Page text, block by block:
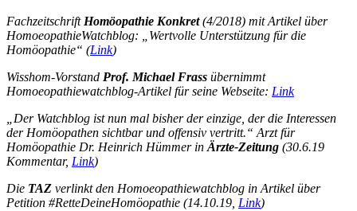
FachzeitschriftHomöopathie Konkret(4/2018) mit Artikel über
HomoeopathieWatchblog: „Wertvolle Unterstützung für die
Homöopathie“ (Link)
Wisshom-Vorstand Prof. Michael Frass übernimmt
Homoeopathiewatchblog-Artikel für seine Webseite: Link
„Der Watchblog ist nun mal bisher der einzige, der die Interessen
der Homöopathen sichtbar und offensiv vertritt.“ Arzt für
Homöopathie Dr. Heinrich Hümmer inÄrzte-Zeitung (30.6.19
Kommentar, Link)
Die TAZ verlinkt den Homoeopathiewatchblog in Artikel über
Petition #RetteDeineHomöopathie (14.10.19, Link)